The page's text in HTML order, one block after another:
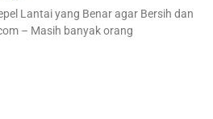
Lantai yang Benar agar Bersih dan
– Masih banyak orang